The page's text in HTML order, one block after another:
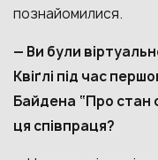
познайомилися.
— Ви були
Квіґлі під час
Байдена “Про стан
ця співпраця?